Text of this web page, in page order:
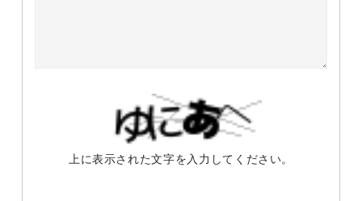
上に表示された文字を入力してください。